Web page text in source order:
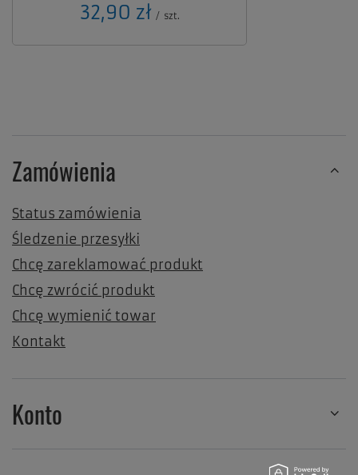
32,90 zł / szt.
Zamówienia
Status zamówienia
Śledzenie przesyłki
Chcę zareklamować produkt
Chcę zwrócić produkt
Chcę wymienić towar
Kontakt
Konto